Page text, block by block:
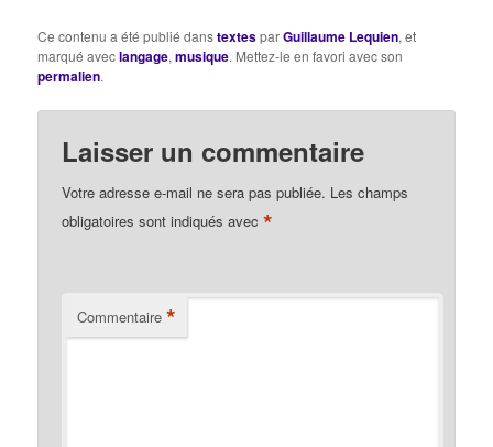
tranquille ; j'en exige, par
conséquent de la
pénétration et nulle
revient…
Ce contenu a été publié danstextesparGuillaume Lequien, et
marqué aveclangage,musique. Mettez-le en favori avec son
permalien.
Laisser un commentaire
Votre adresse e-mail ne sera pas publiée. Les champs
obligatoires sont indiqués avec*
Commentaire *